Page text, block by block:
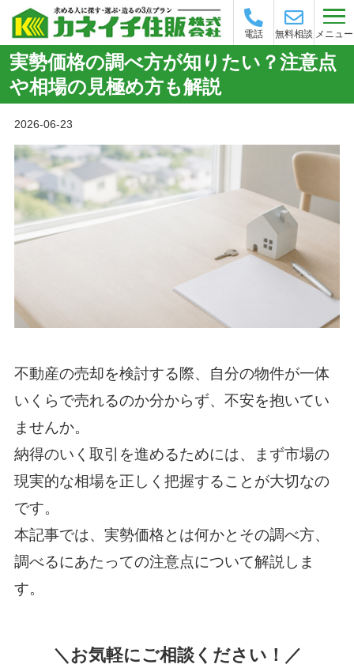
電話 無料相談 メニュー
実勢価格の調べ方が知りたい？注意点
や相場の見極め方も解説
2026-06-23
不動産の売却を検討する際、自分の物件が一体
いくらで売れるのか分からず、不安を抱いてい
ませんか。
納得のいく取引を進めるためには、まず市場の
現実的な相場を正しく把握することが大切なの
です。
本記事では、実勢価格とは何かとその調べ方、
調べるにあたっての注意点について解説しま
す。
＼お気軽にご相談ください！／